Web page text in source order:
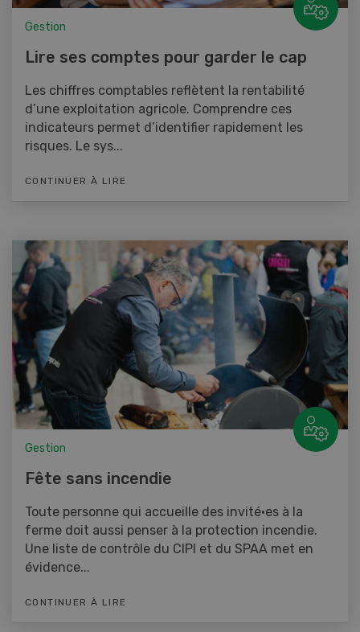
Gestion
Lire ses comptes pour garder le cap
Les chiffres comptables reflètent la rentabilité
d’une exploitation agricole. Comprendre ces
indicateurs permet d’identifier rapidement les
risques. Le sys...
CONTINUER À LIRE
Gestion
Fête sans incendie
Toute personne qui accueille des invité·es à la
ferme doit aussi penser à la protection incendie.
Une liste de contrôle du CIPI et du SPAA met en
évidence...
CONTINUER À LIRE